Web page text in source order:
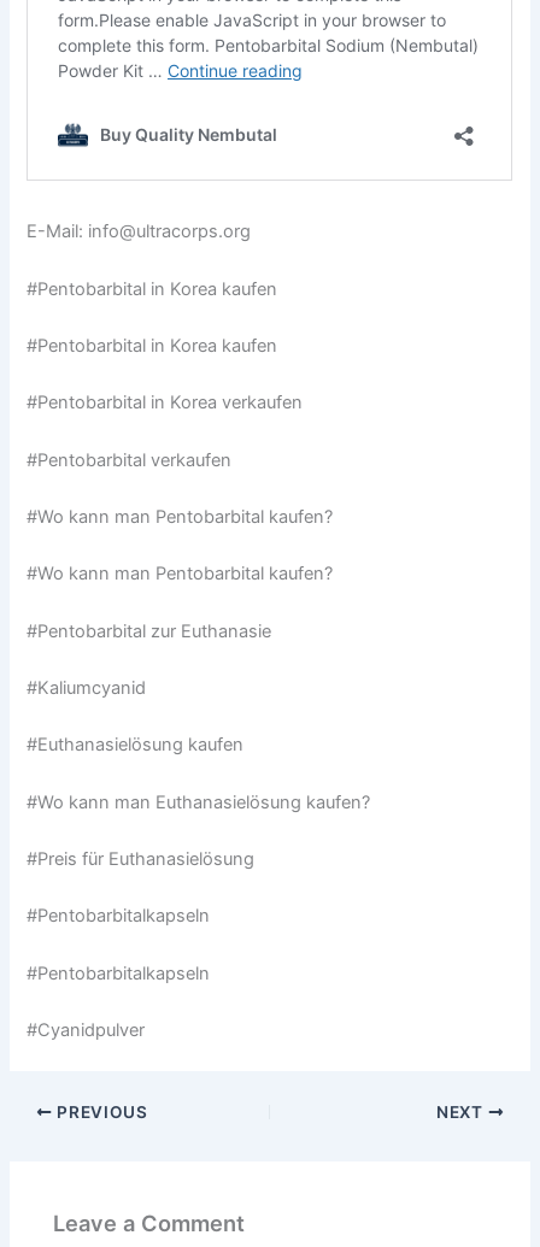
E-Mail: info@ultracorps.org
#Pentobarbital in Korea kaufen
#Pentobarbital in Korea kaufen
#Pentobarbital in Korea verkaufen
#Pentobarbital verkaufen
#Wo kann man Pentobarbital kaufen?
#Wo kann man Pentobarbital kaufen?
#Pentobarbital zur Euthanasie
#Kaliumcyanid
#Euthanasielösung kaufen
#Wo kann man Euthanasielösung kaufen?
#Preis für Euthanasielösung
#Pentobarbitalkapseln
#Pentobarbitalkapseln
#Cyanidpulver
PREVIOUS NEXT
Leave a Comment